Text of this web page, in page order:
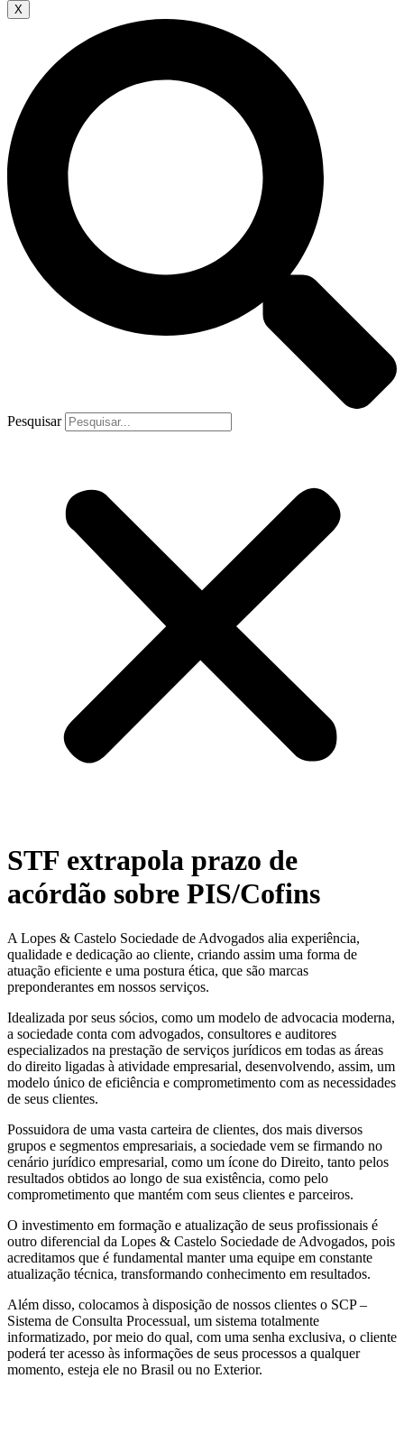
X
Pesquisar
STF extrapola prazo de
acórdão sobre PIS/Cofins
A Lopes & Castelo Sociedade de Advogados alia experiência,
qualidade e dedicação ao cliente, criando assim uma forma de
atuação eficiente e uma postura ética, que são marcas
preponderantes em nossos serviços.
Idealizada por seus sócios, como um modelo de advocacia moderna,
a sociedade conta com advogados, consultores e auditores
especializados na prestação de serviços jurídicos em todas as áreas
do direito ligadas à atividade empresarial, desenvolvendo, assim, um
modelo único de eficiência e comprometimento com as necessidades
de seus clientes.
Possuidora de uma vasta carteira de clientes, dos mais diversos
grupos e segmentos empresariais, a sociedade vem se firmando no
cenário jurídico empresarial, como um ícone do Direito, tanto pelos
resultados obtidos ao longo de sua existência, como pelo
comprometimento que mantém com seus clientes e parceiros.
O investimento em formação e atualização de seus profissionais é
outro diferencial da Lopes & Castelo Sociedade de Advogados, pois
acreditamos que é fundamental manter uma equipe em constante
atualização técnica, transformando conhecimento em resultados.
Além disso, colocamos à disposição de nossos clientes o SCP –
Sistema de Consulta Processual, um sistema totalmente
informatizado, por meio do qual, com uma senha exclusiva, o cliente
poderá ter acesso às informações de seus processos a qualquer
momento, esteja ele no Brasil ou no Exterior.